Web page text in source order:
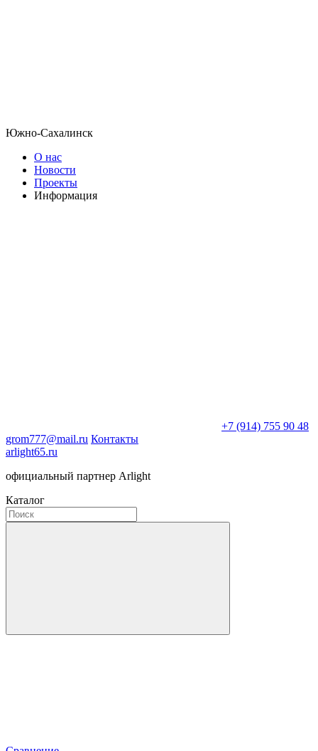
Южно-Сахалинск
О нас
Новости
Проекты
Информация
+7 (914) 755 90 48
grom777@mail.ru Контакты
arlight65.ru
официальный партнер Arlight
Каталог